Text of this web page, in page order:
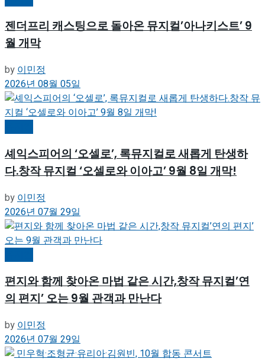
젠더프리 캐스팅으로 돌아온 뮤지컬’아나키스트’ 9
월 개막
by이민정
2026년 08월 05일
셰익스피어의 ‘오셀로’, 록뮤지컬로 새롭게 탄생하
다.창작 뮤지컬 ‘오셀로와 이아고’ 9월 8일 개막!
by 이민정
2026년 07월 29일
편지와 함께 찾아온 마법 같은 시간,창작 뮤지컬’연
의 편지’ 오는 9월 관객과 만난다
by이민정
2026년 07월 29일